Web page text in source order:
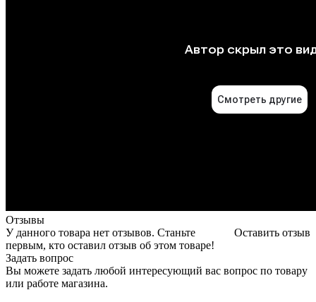
Отзывы
Оставить отзыв
У данного товара нет отзывов. Станьте
первым, кто оставил отзыв об этом товаре!
Задать вопрос
Вы можете задать любой интересующий вас вопрос по товару
или работе магазина.